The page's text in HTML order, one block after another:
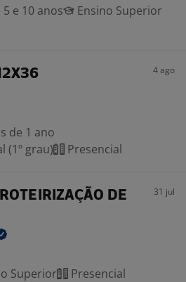
e 10 anos
Ensino Superior
4 ago
de 1 ano
(1º grau)
Presencial
DE
31 jul
Superior Presencial